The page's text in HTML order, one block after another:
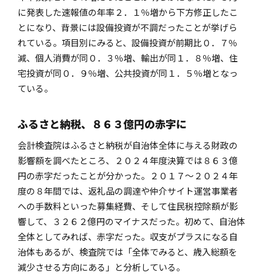
に発表した速報値の年率２．１％増から下方修正したこ
とになり、背景には設備投資が不調だったことが挙げら
れている。項目別にみると、設備投資が前期比０．７％
減、個人消費が同０．３％増、輸出が同１．８％増、住
宅投資が同０．９％増、公共投資が同１．５％増となっ
ている。
ふるさと納税、８６３億円の赤字に
会計検査院はふるさと納税が自治体全体に与える財政の
影響額を調べたところ、２０２４年度決算では８６３億
円の赤字だったことが分かった。２０１７～２０２４年
度の８年間では、返礼品の調達や仲介サイト運営事業者
への手数料といった募集経費、そして住民税控除額が影
響して、３２６２億円のマイナスだった。初めて、自治体
全体としてみれば、赤字だった。収支がプラスになる自
治体もあるが、検査院では「全体でみると、歳入総額を
減少させる方向にある」と分析している。